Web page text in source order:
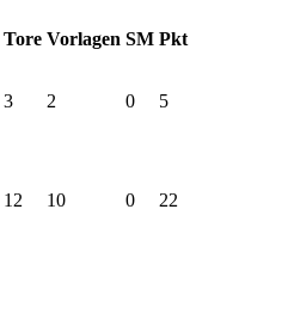
Tore Vorlagen SM Pkt
3 2 0 5
12 10 0 22